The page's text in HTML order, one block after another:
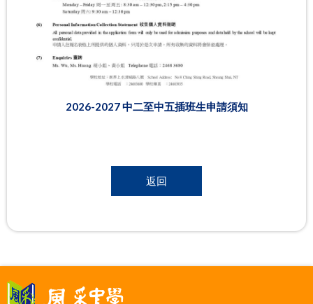
2026-2027 中二至中五插班生申請須知
返回